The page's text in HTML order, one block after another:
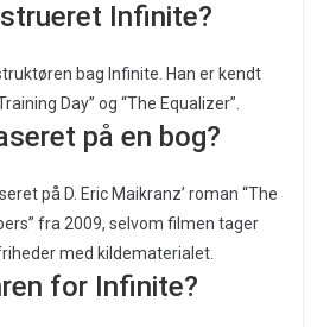
Infinite?
bag Infinite. Han er kendt
Day” og “The Equalizer”.
på en bog?
på D. Eric Maikranz’ roman “The
fra 2009, selvom filmen tager
med kildematerialet.
for Infinite?